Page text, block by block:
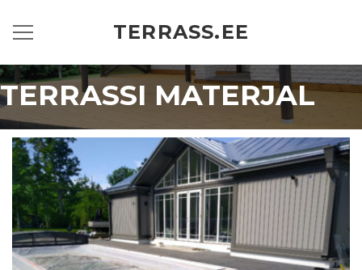
TERRASS.EE
TERRASSI MATERJAL